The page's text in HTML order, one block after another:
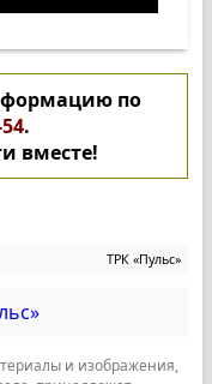
по
.
вместе!
ТРК «Пульс»
и изображения,